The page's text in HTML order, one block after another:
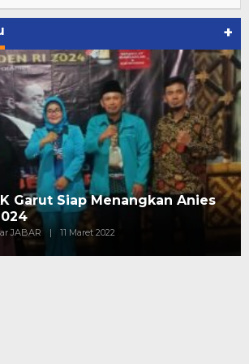
+
Garut Siap Menangkan Anies
JABAR | 11 Maret 2022